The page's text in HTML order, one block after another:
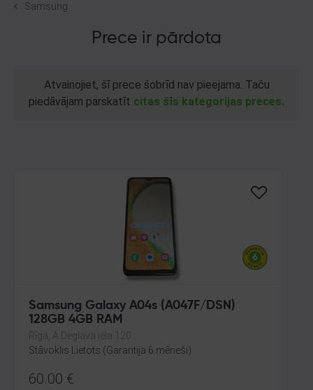
Samsung
Prece ir pārdota
Atvainojiet, šī prece šobrīd nav pieejama. Taču
piedāvājam parskatīt citas šīs kategorijas preces.
Samsung Galaxy A04s (A047F/DSN)
128GB 4GB RAM
Rīga, A.Deglava iela 120
Stāvoklis Lietots (Garantija 6 mēneši)
60.00 €